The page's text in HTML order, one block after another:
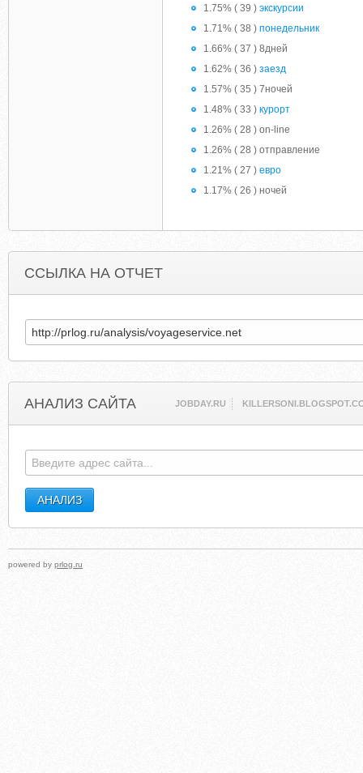
1.75% ( 39 ) экскурсии
1.71% ( 38 ) понедельник
1.66% ( 37 ) 8дней
1.62% ( 36 ) заезд
1.57% ( 35 ) 7ночей
1.48% ( 33 ) курорт
1.26% ( 28 ) on-line
1.26% ( 28 ) отправление
1.21% ( 27 ) евро
1.17% ( 26 ) ночей
ССЫЛКА НА ОТЧЕТ
АНАЛИЗ САЙТА JOBDAY.RU
powered by prlog.ru